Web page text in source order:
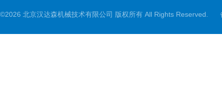
©2026 北京汉达森机械技术有限公司 版权所有 All Rights Reserved.